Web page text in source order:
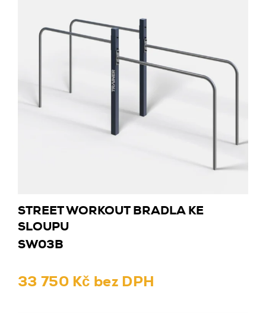
STREET WORKOUT BRADLA KE
SLOUPU
SW03B
33 750 Kč bez DPH